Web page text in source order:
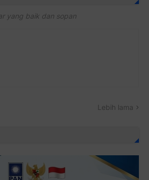
yang baik dan sopan
Lebih lama